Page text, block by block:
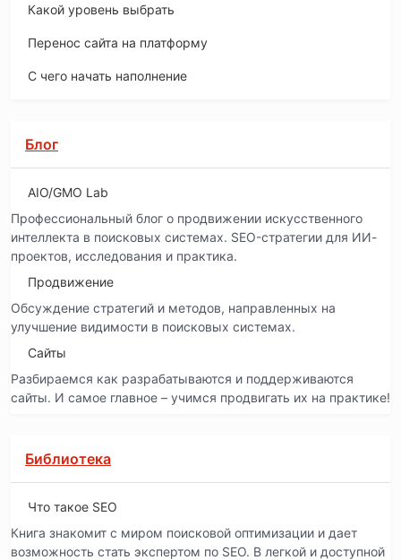
Какой уровень выбрать
Перенос сайта на платформу
С чего начать наполнение
Блог
AIO/GMO Lab
Профессиональный блог о продвижении искусственного
интеллекта в поисковых системах. SEO-стратегии для ИИ-
проектов, исследования и практика.
Продвижение
Обсуждение стратегий и методов, направленных на
улучшение видимости в поисковых системах.
Сайты
Разбираемся как разрабатываются и поддерживаются
сайты. И самое главное – учимся продвигать их на практике!
Библиотека
Что такое SEO
Книга знакомит с миром поисковой оптимизации и дает
возможность стать экспертом по SEO. В легкой и доступной